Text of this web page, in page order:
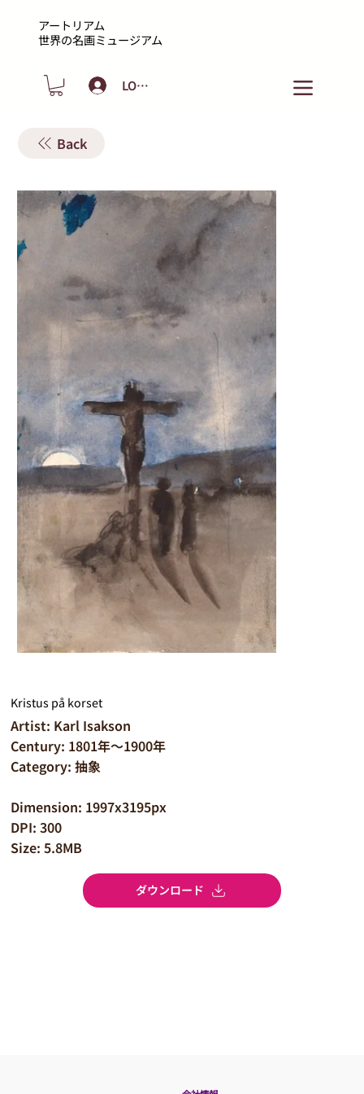
アートリアム
​世界の名画ミュージアム
LOGIN
Back
Kristus på korset
Artist: Karl Isakson
Century: 1801年～1900年
Category: 抽象
Dimension: 1997x3195px
DPI: 300
Size: 5.8MB
ダウンロード